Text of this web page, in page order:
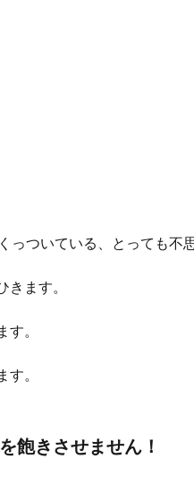
ついている、とっても不
ます。
。
。
飽きさせません！